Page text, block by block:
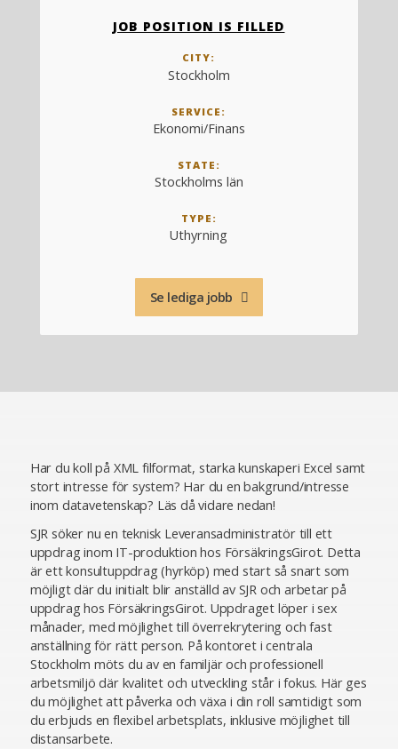
JOB POSITION IS FILLED
CITY:
Stockholm
SERVICE:
Ekonomi/Finans
STATE:
Stockholms län
TYPE:
Uthyrning
Se lediga jobb
Har du koll på XML filformat, starka kunskaperi Excel samt
stort intresse för system? Har du en bakgrund/intresse
inom datavetenskap? Läs då vidare nedan!
SJR söker nu en teknisk Leveransadministratör till ett
uppdrag inom IT-produktion hos FörsäkringsGirot. Detta
är ett konsultuppdrag (hyrköp) med start så snart som
möjligt där du initialt blir anställd av SJR och arbetar på
uppdrag hos FörsäkringsGirot. Uppdraget löper i sex
månader, med möjlighet till överrekrytering och fast
anställning för rätt person. På kontoret i centrala
Stockholm möts du av en familjär och professionell
arbetsmiljö där kvalitet och utveckling står i fokus. Här ges
du möjlighet att påverka och växa i din roll samtidigt som
du erbjuds en flexibel arbetsplats, inklusive möjlighet till
distansarbete.